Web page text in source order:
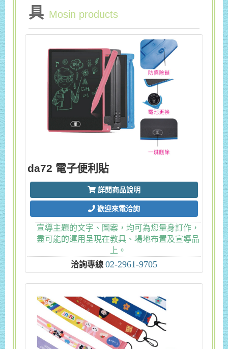
具 Mosin products
da72 電子便利貼
詳閱商品說明
歡迎來電洽詢
宣導主題的文字、圖案，均可為您量身訂作，
盡可能的運用呈現在教具、場地布置及宣導品
上。
洽詢專線 02-2961-9705